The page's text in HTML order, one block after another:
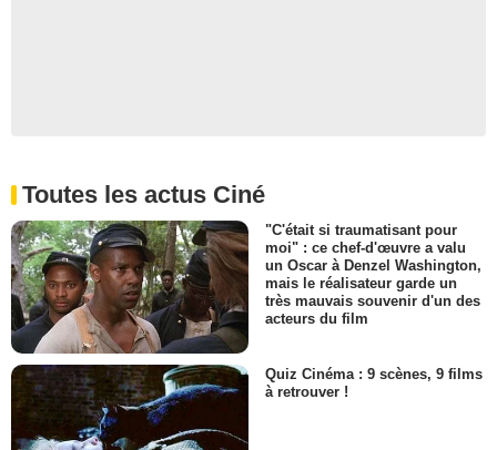
Toutes les actus Ciné
"C'était si traumatisant pour
moi" : ce chef-d'œuvre a valu
un Oscar à Denzel Washington,
mais le réalisateur garde un
très mauvais souvenir d'un des
acteurs du film
Quiz Cinéma : 9 scènes, 9 films
à retrouver !